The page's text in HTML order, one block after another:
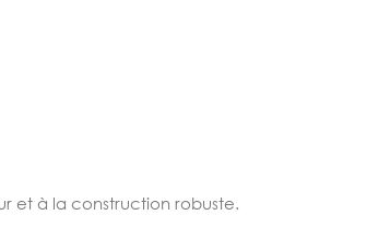
et à la construction robuste.